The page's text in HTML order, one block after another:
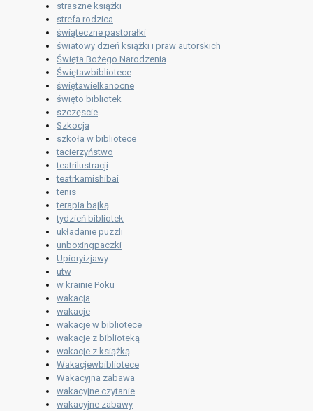
straszne książki
strefa rodzica
świąteczne pastorałki
światowy dzień książki i praw autorskich
Święta Bożego Narodzenia
Świętawbibliotece
świętawielkanocne
święto bibliotek
szczęscie
Szkocja
szkoła w bibliotece
tacierzyństwo
teatrilustracji
teatrkamishibai
tenis
terapia bajką
tydzień bibliotek
układanie puzzli
unboxingpaczki
Upioryizjawy
utw
w krainie Poku
wakacja
wakacje
wakacje w bibliotece
wakacje z biblioteką
wakacje z książką
Wakacjewbibliotece
Wakacyjna zabawa
wakacyjne czytanie
wakacyjne zabawy